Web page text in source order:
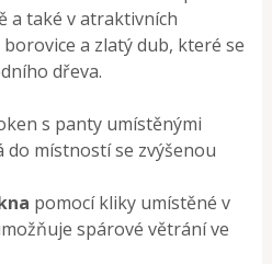
a také v atraktivních
a zlatý dub, které se
dřeva.
s panty umístěnými
místností se zvýšenou
pomocí kliky umístěné v
spárové větrání ve